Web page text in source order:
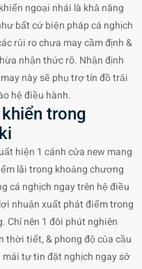
ngoại nhái là khả năng
bất cứ biện pháp cá nghịch
rủi ro chưa may cầm định &
nhận thức rõ. Nhận định
này sẽ phụ trợ tín đồ trải
hệ điều hành.
trong
hiện 1 cánh cửa new mang
lãi trong khoảng chương
cá nghịch ngay trên hệ điều
nhuận xuất phát điểm trong
Chỉ nên 1 đôi phút nghiên
thời tiết, & phong độ của cầu
tự tin đặt nghịch ngay sở